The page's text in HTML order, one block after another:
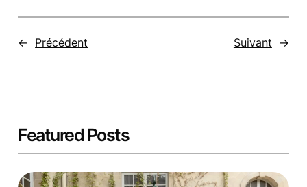
← Précédent Suivant →
Featured Posts